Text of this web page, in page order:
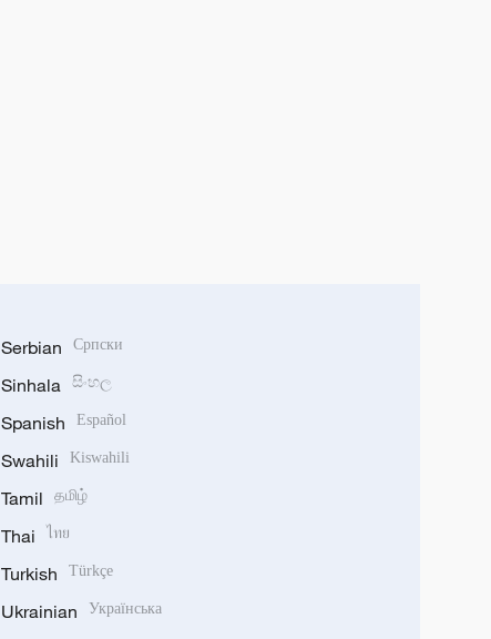
Serbian Српски
Sinhala සිංහල
Spanish Español
Swahili Kiswahili
Tamil தமிழ்
Thai ไทย
Turkish Türkçe
Ukrainian Українська